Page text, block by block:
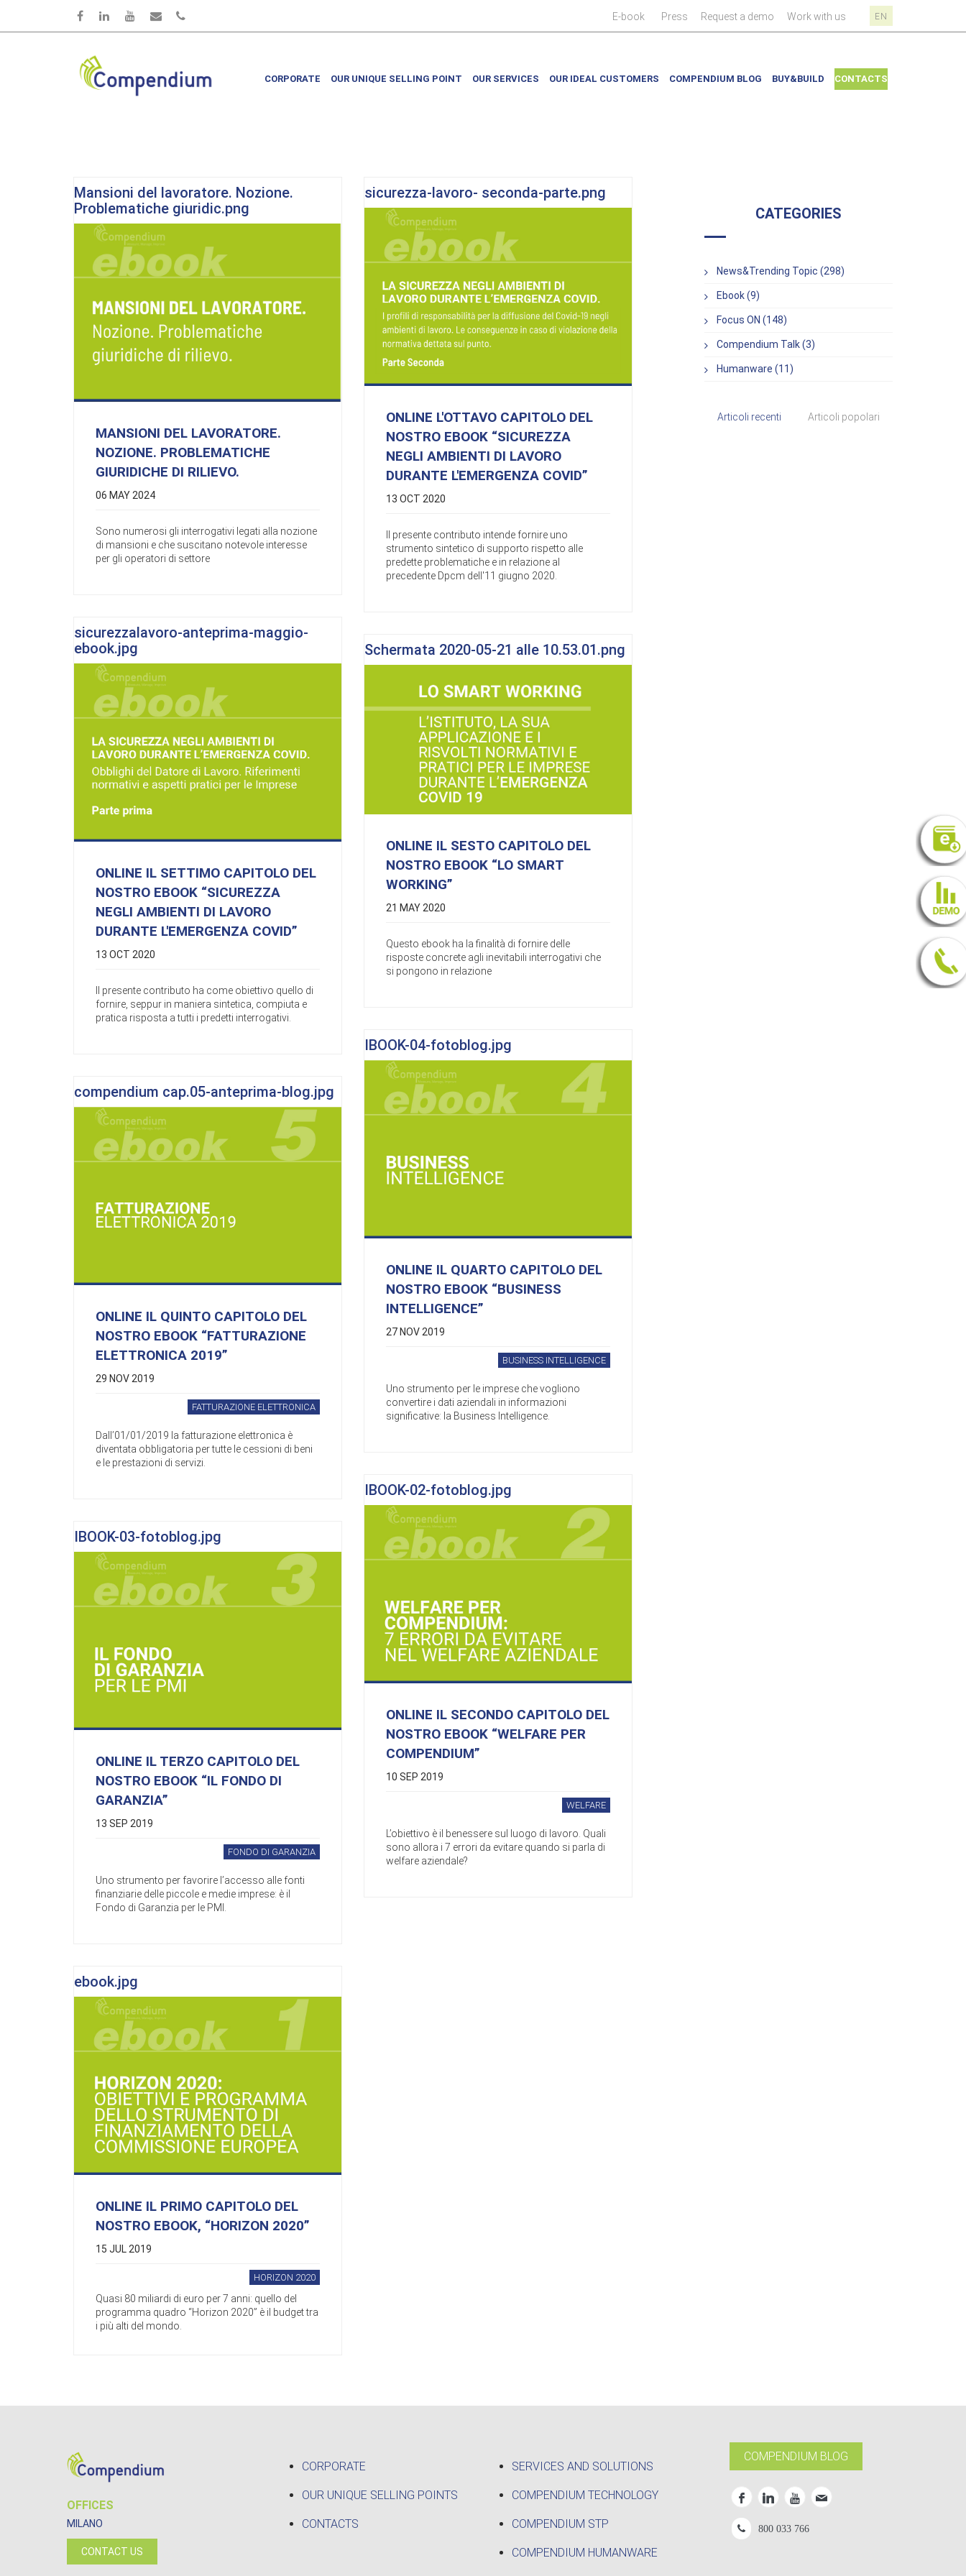
E-book
Press Request a demo Work with us EN
CORPORATE OUR UNIQUE SELLING POINT OUR SERVICES OUR IDEAL CUSTOMERS COMPENDIUM BLOG BUY&BUILD CONTACTS
Mansioni del lavoratore. Nozione.
Problematiche giuridic.png
MANSIONI DEL LAVORATORE.
NOZIONE. PROBLEMATICHE
GIURIDICHE DI RILIEVO.
06 MAY 2024
Sono numerosi gli interrogativi legati alla nozione
di mansioni e che suscitano notevole interesse
per gli operatori di settore
sicurezzalavoro-anteprima-maggio-
ebook.jpg
ONLINE IL SETTIMO CAPITOLO DEL
NOSTRO EBOOK “SICUREZZA
NEGLI AMBIENTI DI LAVORO
DURANTE L'EMERGENZA COVID”
13 OCT 2020
Il presente contributo ha come obiettivo quello di
fornire, seppur in maniera sintetica, compiuta e
pratica risposta a tutti i predetti interrogativi.
compendium cap.05-anteprima-blog.jpg
ONLINE IL QUINTO CAPITOLO DEL
NOSTRO EBOOK “FATTURAZIONE
ELETTRONICA 2019”
29 NOV 2019
FATTURAZIONE ELETTRONICA
Dall’01/01/2019 la fatturazione elettronica è
diventata obbligatoria per tutte le cessioni di beni
e le prestazioni di servizi.
IBOOK-03-fotoblog.jpg
ONLINE IL TERZO CAPITOLO DEL
NOSTRO EBOOK “IL FONDO DI
GARANZIA”
13 SEP 2019
FONDO DI GARANZIA
Uno strumento per favorire l’accesso alle fonti
finanziarie delle piccole e medie imprese: è il
Fondo di Garanzia per le PMI.
ebook.jpg
ONLINE IL PRIMO CAPITOLO DEL
NOSTRO EBOOK, “HORIZON 2020”
15 JUL 2019
HORIZON 2020
Quasi 80 miliardi di euro per 7 anni: quello del
programma quadro “Horizon 2020” è il budget tra
i più alti del mondo.
sicurezza-lavoro- seconda-parte.png
ONLINE L'OTTAVO CAPITOLO DEL
NOSTRO EBOOK “SICUREZZA
NEGLI AMBIENTI DI LAVORO
DURANTE L'EMERGENZA COVID”
13 OCT 2020
Il presente contributo intende fornire uno
strumento sintetico di supporto rispetto alle
predette problematiche e in relazione al
precedente Dpcm dell'11 giugno 2020.
Schermata 2020-05-21 alle 10.53.01.png
ONLINE IL SESTO CAPITOLO DEL
NOSTRO EBOOK “LO SMART
WORKING”
21 MAY 2020
Questo ebook ha la finalità di fornire delle
risposte concrete agli inevitabili interrogativi che
si pongono in relazione
IBOOK-04-fotoblog.jpg
ONLINE IL QUARTO CAPITOLO DEL
NOSTRO EBOOK “BUSINESS
INTELLIGENCE”
27 NOV 2019
BUSINESS INTELLIGENCE
Uno strumento per le imprese che vogliono
convertire i dati aziendali in informazioni
significative: la Business Intelligence.
IBOOK-02-fotoblog.jpg
ONLINE IL SECONDO CAPITOLO DEL
NOSTRO EBOOK “WELFARE PER
COMPENDIUM”
10 SEP 2019
WELFARE
L’obiettivo è il benessere sul luogo di lavoro. Quali
sono allora i 7 errori da evitare quando si parla di
welfare aziendale?
CATEGORIES
News&Trending Topic (298)
Ebook (9)
Focus ON (148)
Compendium Talk (3)
Humanware (11)
Articoli recenti Articoli popolari
OFFICES
MILANO
CONTACT US
CORPORATE
OUR UNIQUE SELLING POINTS
CONTACTS
SERVICES AND SOLUTIONS
COMPENDIUM TECHNOLOGY
COMPENDIUM STP
COMPENDIUM HUMANWARE
COMPENDIUM BLOG
800 033 766